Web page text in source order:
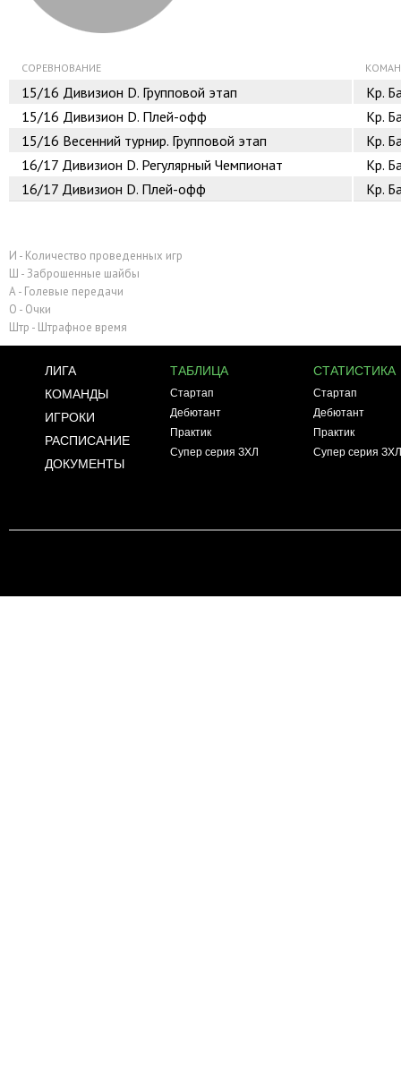
СОРЕВНОВАНИЕ
15/16 Дивизион D. Групповой этап
Кр.
15/16 Дивизион D. Плей-офф
Кр.
15/16 Весенний турнир. Групповой этап
Кр.
16/17 Дивизион D. Регулярный Чемпионат
Кр.
16/17 Дивизион D. Плей-офф Кр.
И - Количество проведенных игр
Ш - Заброшенные шайбы
А - Голевые передачи
О - Очки
Штр - Штрафное время
ЛИГА
КОМАНДЫ
ТАБЛИЦА
Стартап
Дебютант
Практик
Супер серия ЗХЛ
СТАТИСТИКА
Стартап
Дебютант
Практик
Супер серия ЗХЛ
ИГРОКИ
РАСПИСАНИЕ
ДОКУМЕНТЫ